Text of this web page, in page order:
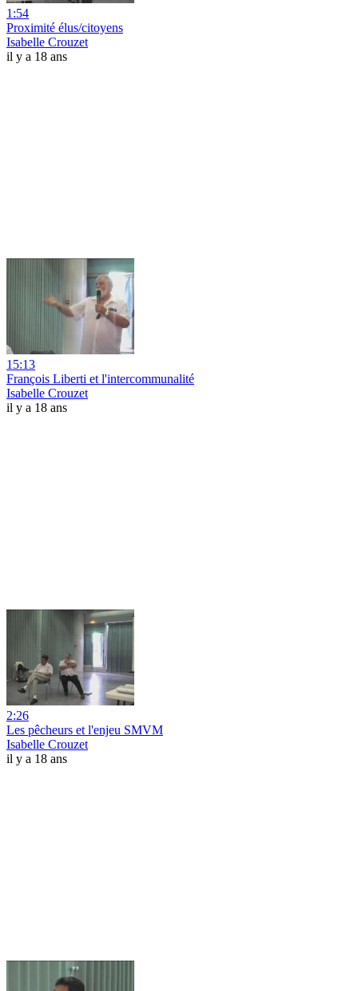
1:54
Proximité élus/citoyens
Isabelle Crouzet
il y a 18 ans
15:13
François Liberti et l'intercommunalité
Isabelle Crouzet
il y a 18 ans
2:26
Les pêcheurs et l'enjeu SMVM
Isabelle Crouzet
il y a 18 ans